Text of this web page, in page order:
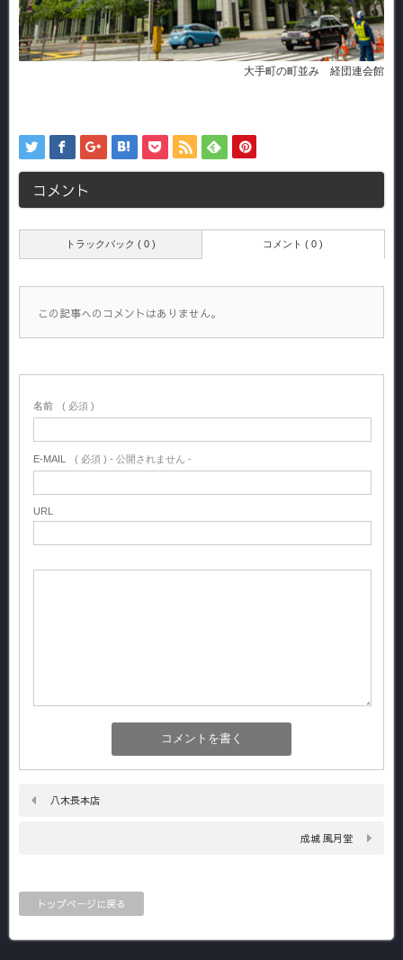
大手町の町並み 経団連会館
コメント
トラックバック ( 0 ) コメント ( 0 )
この記事へのコメントはありません。
名前 ( 必須 )
E-MAIL ( 必須 ) - 公開されません -
URL
八木長本店
成城 風月堂
トップページに戻る